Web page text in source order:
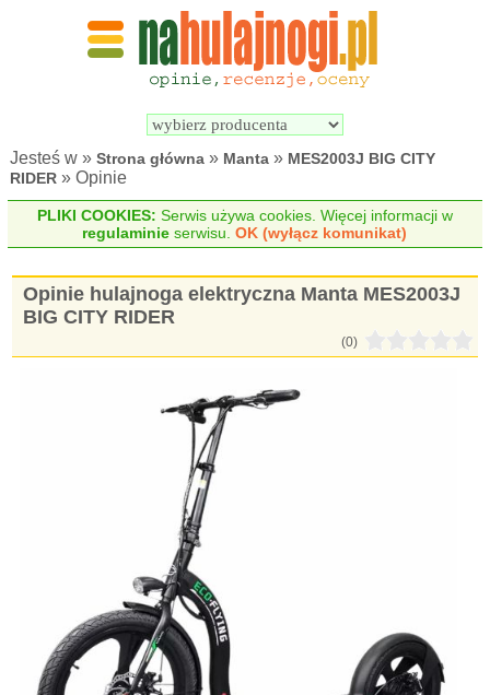
Wyszukiwarka
elektrycznych
Jesteś w »Strona główna » Manta » MES2003J BIG CITY
RIDER » Opinie
PLIKI COOKIES: Serwis używa cookies. Więcej informacji w
regulaminie serwisu.OK (wyłącz komunikat)
Opinie hulajnoga elektryczna Manta MES2003J
BIG CITY RIDER
(0)